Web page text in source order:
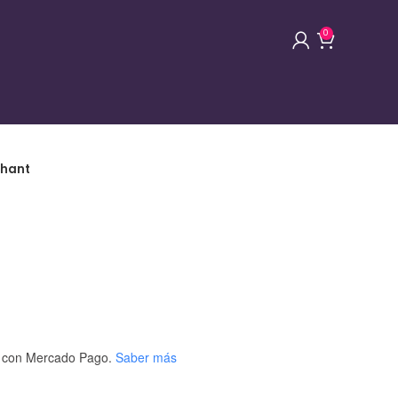
0
con Mercado Pago. Saber más